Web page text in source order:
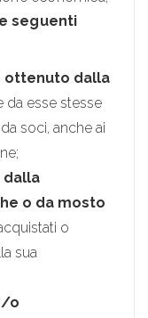
seguenti
ottenuto dalla
da esse stesse
soci, anche ai
dalla
o da mosto
o
sua
o